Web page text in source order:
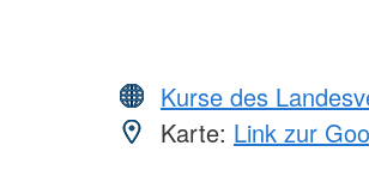
Kurse des
Karte: Link zur